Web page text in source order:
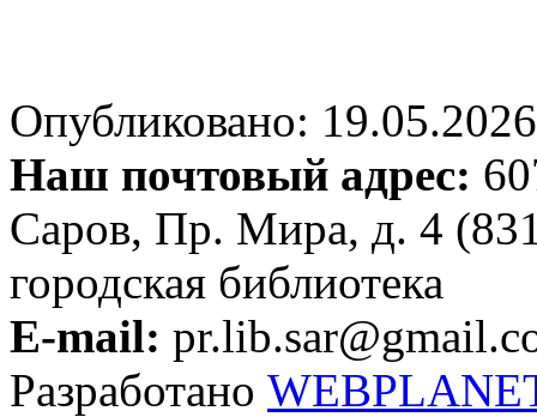
Опубликовано:
Наш почтовый адрес:
Саров, Пр. Мира, д. 4
городская библиотека
E-mail:
Разработано